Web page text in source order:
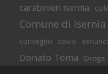
carabinieri isernia
Comune di Isernia
convegno covid
Donato Toma Droga